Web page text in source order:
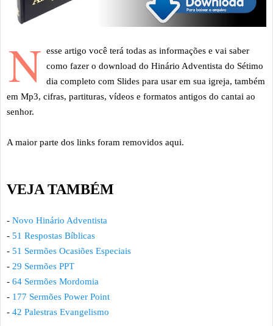
N esse artigo você terá todas as informações e vai saber
como fazer o download do Hinário Adventista do Sétimo
dia completo com Slides para usar em sua igreja, também
em Mp3, cifras, partituras, vídeos e formatos antigos do cantai ao
senhor.
A maior parte dos links foram removidos aqui.
VEJA TAMBÉM
- Novo Hinário Adventista
- 51 Respostas Bíblicas
- 51 Sermões Ocasiões Especiais
- 29 Sermões PPT
- 64 Sermões Mordomia
- 177 Sermões Power Point
- 42 Palestras Evangelismo